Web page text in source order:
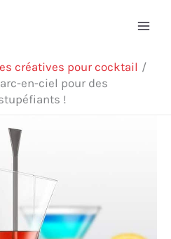
créatives pour cocktail
en-ciel pour des
!